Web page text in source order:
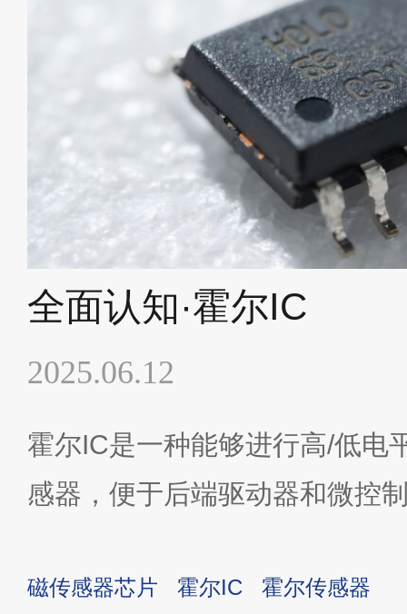
全面认知·霍尔IC
2025.06.12
霍尔IC是一种能够进行高/低电
感器，便于后端驱动器和微控
磁传感器芯片 霍尔IC 霍尔传感器